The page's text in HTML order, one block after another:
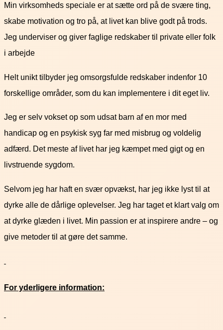
Min virksomheds speciale er at sætte ord på de svære ting,
skabe motivation og tro på, at livet kan blive godt på trods.
Jeg underviser og giver faglige redskaber til private eller folk
i arbejde
Helt unikt tilbyder jeg omsorgsfulde redskaber indenfor 10
forskellige områder, som du kan implementere i dit eget liv.
Jeg er selv vokset op som udsat barn af en mor med
handicap og en psykisk syg far med misbrug og voldelig
adfærd. Det meste af livet har jeg kæmpet med gigt og en
livstruende sygdom.
Selvom jeg har haft en svær opvækst, har jeg ikke lyst til at
dyrke alle de dårlige oplevelser. Jeg har taget et klart valg om
at dyrke glæden i livet. Min passion er at inspirere andre – og
give metoder til at gøre det samme.
For yderligere information: